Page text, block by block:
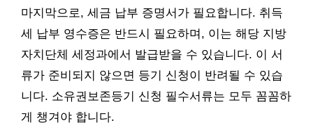
마지막으로, 세금 납부 증명서가 필요합니다. 취득
세 납부 영수증은 반드시 필요하며, 이는 해당 지방
자치단체 세정과에서 발급받을 수 있습니다. 이 서
류가 준비되지 않으면 등기 신청이 반려될 수 있습
니다. 소유권보존등기 신청 필수서류는 모두 꼼꼼하
게 챙겨야 합니다.